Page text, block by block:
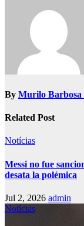
By Murilo Barbosa
Related Post
Notícias
Messi no fue
desata la polémica
Jul 2, 2026 admin
Notícias